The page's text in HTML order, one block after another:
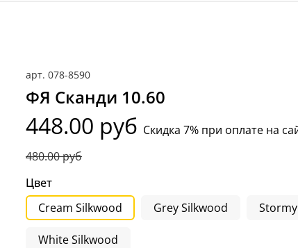
арт. 078-8590
ФЯ Сканди 10.60
448.00 руб Скидка 7% при оплате на
480.00 руб
Цвет
Cream Silkwood
Grey Silkwood
White Silkwood